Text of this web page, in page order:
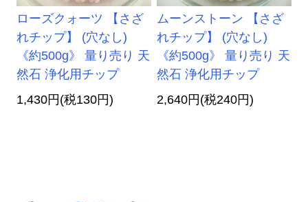
ローズクォーツ 【さざ
れチップ】 (穴なし)
《約500g》 量り売り 天
然石 浄化用チップ
1,430円(税130円)
ムーンストーン 【さざ
れチップ】 (穴なし)
《約500g》 量り売り 天
然石 浄化用チップ
2,640円(税240円)